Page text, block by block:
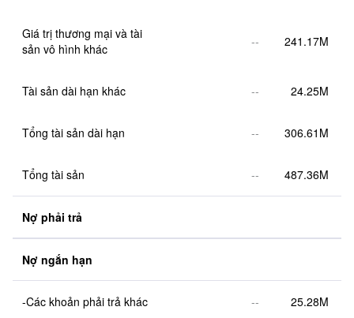
Giá trị thương mại và tài
sản vô hình khác
-- 241.17M
Tài sản dài hạn khác -- 24.25M
Tổng tài sản dài hạn -- 306.61M
Tổng tài sản -- 487.36M
Nợ phải trả
Nợ ngắn hạn
-Các khoản phải trả khác -- 25.28M